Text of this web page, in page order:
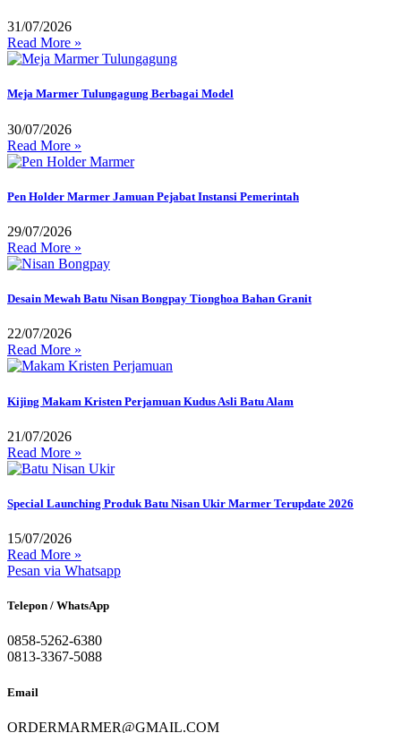
31/07/2026
Read More »
Meja Marmer Tulungagung Berbagai Model
30/07/2026
Read More »
Pen Holder Marmer Jamuan Pejabat Instansi Pemerintah
29/07/2026
Read More »
Desain Mewah Batu Nisan Bongpay Tionghoa Bahan Granit
22/07/2026
Read More »
Kijing Makam Kristen Perjamuan Kudus Asli Batu Alam
21/07/2026
Read More »
Special Launching Produk Batu Nisan Ukir Marmer Terupdate 2026
15/07/2026
Read More »
Pesan via Whatsapp
Telepon / WhatsApp
0858-5262-6380
0813-3367-5088
Email
ORDERMARMER@GMAIL.COM